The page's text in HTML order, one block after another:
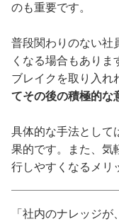
のも重要です。
普段関わりのない社
くなる場合もありま
ブレイクを取り入れ
てその後の積極的な
具体的な手法として
果的です。また、気
行しやすくなるメリ
「社内のナレッジ